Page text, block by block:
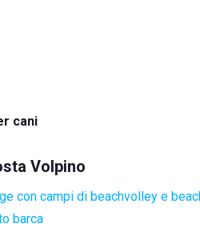
cani
Volpino
con campi di beachvolley e
barca